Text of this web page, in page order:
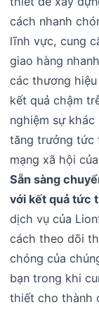
cách nhanh
lĩnh vực, cung
giao hàng
các thương
kết quả chậm
nghiệm sự
tăng trưởng tức
mạng xã hội
Sẵn sàng
với kết quả tức
dịch vụ của
cách theo dõi
chóng của
bạn trong khi
thiết cho thành